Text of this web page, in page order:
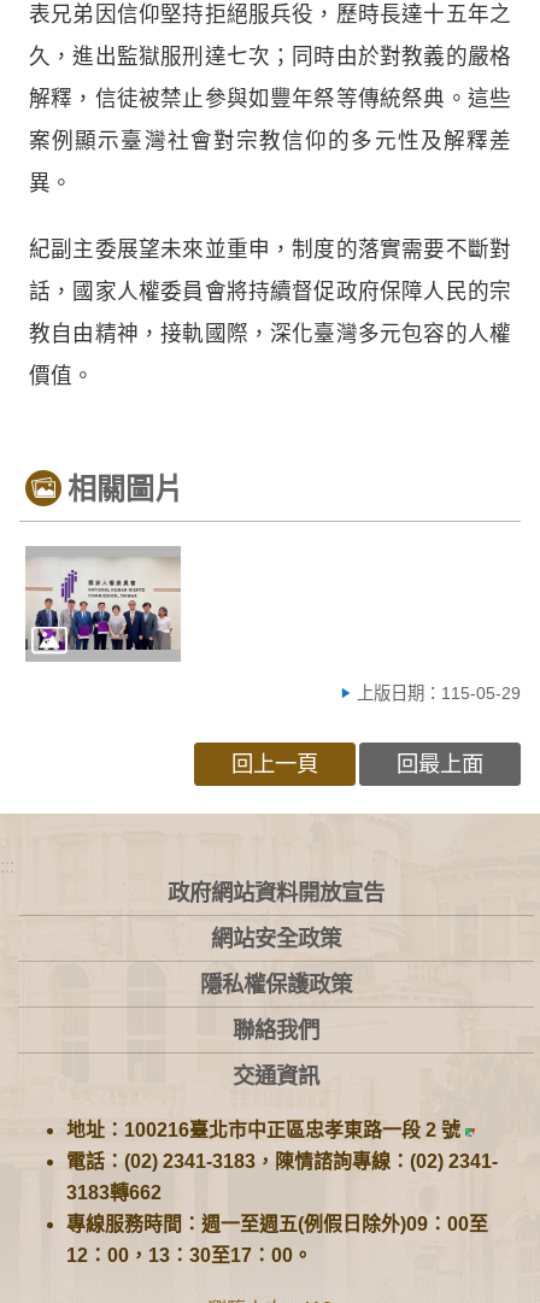
表兄弟因信仰堅持拒絕服兵役，歷時長達十五年之
久，進出監獄服刑達七次；同時由於對教義的嚴格
解釋，信徒被禁止參與如豐年祭等傳統祭典。這些
案例顯示臺灣社會對宗教信仰的多元性及解釋差
異。
紀副主委展望未來並重申，制度的落實需要不斷對
話，國家人權委員會將持續督促政府保障人民的宗
教自由精神，接軌國際，深化臺灣多元包容的人權
價值。
相關圖片
上版日期：115-05-29
回上一頁 回最上面
:::
政府網站資料開放宣告
網站安全政策
隱私權保護政策
聯絡我們
交通資訊
地址：100216臺北市中正區忠孝東路一段 2 號
電話：(02) 2341-3183，陳情諮詢專線：(02) 2341-
3183轉662
專線服務時間：週一至週五(例假日除外)09：00至
12：00，13：30至17：00。